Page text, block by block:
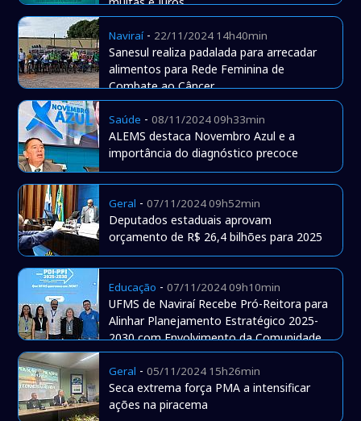
Naviraí- 22/11/2024 14h40min
Sanesul realiza padalada para arrecadar
alimentos para Rede Feminina de
Combate ao Câncer
Saúde -08/11/2024 09h33min
ALEMS destaca Novembro Azul e a
importância do diagnóstico precoce
Geral -07/11/2024 09h52min
Deputados estaduais aprovam
orçamento de R$ 26,4 bilhões para 2025
Educação -07/11/2024 09h10min
UFMS de Naviraí Recebe Pró-Reitora para
Alinhar Planejamento Estratégico 2025-
2030 com Envolvimento da Comunidade
Geral -05/11/2024 15h26min
Seca extrema força PMA a intensificar
ações na piracema